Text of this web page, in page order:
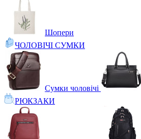
Шопери
ЧОЛОВІЧІ СУМКИ
Сумки чоловічі
РЮКЗАКИ